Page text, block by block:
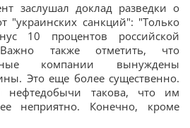
заслушал доклад разведки о
"украинских санкций": "Только
10 процентов российской
Важно также отметить, что
компании вынуждены
Это еще более существенно.
нефтедобычи такова, что им
неприятно. Конечно, кроме